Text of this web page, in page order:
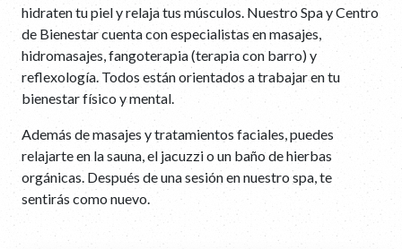
hidraten tu piel y relaja tus músculos. Nuestro Spa y Centro
de Bienestar cuenta con especialistas en masajes,
hidromasajes, fangoterapia (terapia con barro) y
reflexología. Todos están orientados a trabajar en tu
bienestar físico y mental.
Además de masajes y tratamientos faciales, puedes
relajarte en la sauna, el jacuzzi o un baño de hierbas
orgánicas. Después de una sesión en nuestro spa, te
sentirás como nuevo.